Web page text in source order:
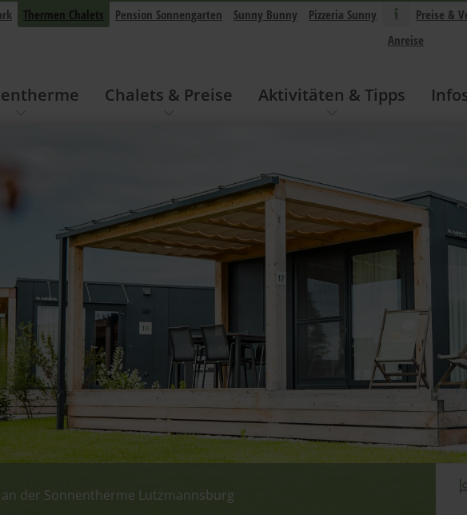
Thermen Chalets Pension Sonnengarten Sunny Bunny Pizzeria Sunny Preise &
Anreise
Chalets & Preise Aktivitäten & Tipps
der Sonnentherme Lutzmannsburg
der Sonnentherme Lutzmannsburg
der Sonnentherme Lutzmannsburg
der Sonnentherme Lutzmannsburg